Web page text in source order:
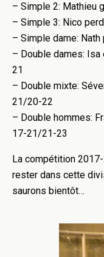
– Simple 2: Mathieu
– Simple 3: Nico
– Simple dame:
– Double dames:
21
– Double mixte:
21/20-22
– Double hommes:
17-21/21-23
La compétition
rester dans cette
saurons bientôt…